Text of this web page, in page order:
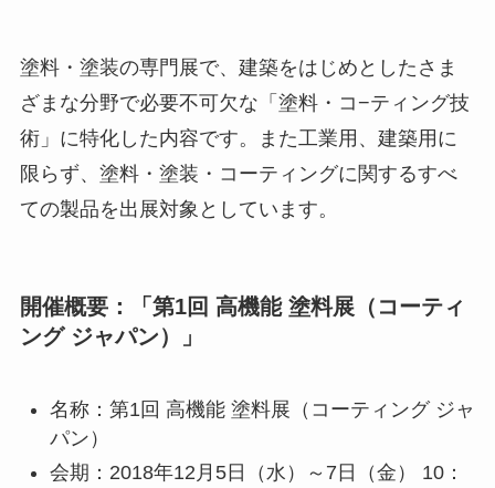
塗料・塗装の専門展で、建築をはじめとしたさま
ざまな分野で必要不可欠な「塗料・コ−ティング技
術」に特化した内容です。また工業用、建築用に
限らず、塗料・塗装・コーティングに関するすべ
ての製品を出展対象としています。
開催概要：「第1回 高機能 塗料展（コーティ
ング ジャパン）」
名称：第1回 高機能 塗料展（コーティング ジャ
パン）
会期：2018年12月5日（水）～7日（金） 10：